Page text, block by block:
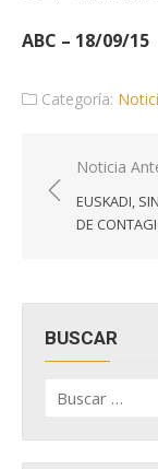
ABC – 18/09/15
Categoría:
de
entradas
Noticia
EUSKADI,
DE
BUSCAR
por: